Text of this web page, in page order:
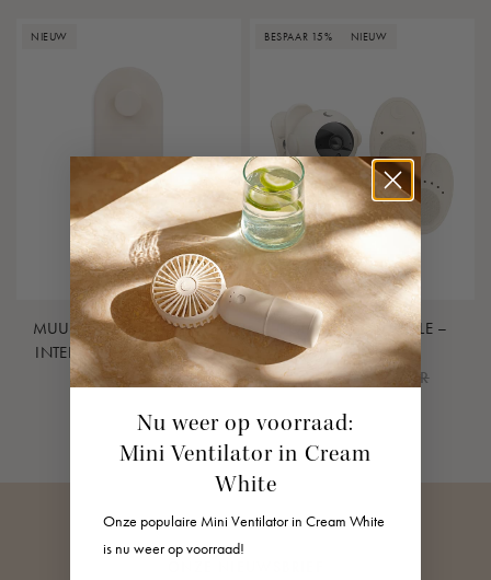
NIEUW
MUURBEVESTIGING VOOR
INTELLIGENTE BABYFOON
12 EUR
BESPAAR 15% NIEUW
CONNECTED BUNDLE –
BABYFOONS
268 EUR
315 EUR
Nu weer op voorraad:
Mini Ventilator in Cream
White
Onze populaire Mini Ventilator in Cream White
is nu weer op voorraad!